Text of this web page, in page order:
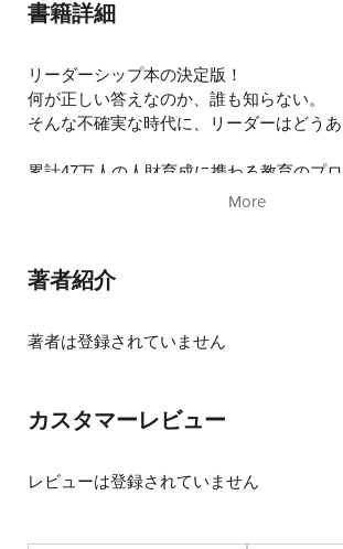
書籍詳細
リーダーシップ本の決定版！
何が正しい答えなのか、誰も知らない。
そんな不確実な時代に、リーダーはどうあ
累計47万人の人財育成に携わる教育のプ
公益社団法人 日本青年会議所3万人のトッ
～メッセンジャー～
第67代会頭 池田 祥護／NSGグループ 代表
長、株式会社情報基盤開発 代表取締役
第71代会頭 中島 土／ジェイリース株式会
『向かう先を決める』 新潟に501社の優
More
著者紹介
著者は登録されていません
カスタマーレビュー
レビューは登録されていません